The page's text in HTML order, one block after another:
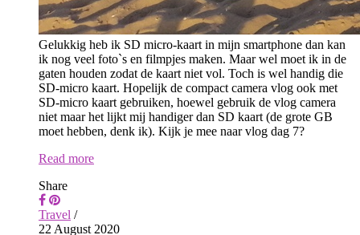
Gelukkig heb ik SD micro-kaart in mijn smartphone dan kan
ik nog veel foto`s en filmpjes maken. Maar wel moet ik in de
gaten houden zodat de kaart niet vol. Toch is wel handig die
SD-micro kaart. Hopelijk de compact camera vlog ook met
SD-micro kaart gebruiken, hoewel gebruik de vlog camera
niet maar het lijkt mij handiger dan SD kaart (de grote GB
moet hebben, denk ik). Kijk je mee naar vlog dag 7?
Read more
Share
Travel /
22 August 2020